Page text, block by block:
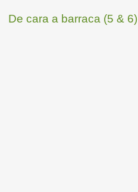
De cara a barraca (5 & 6)